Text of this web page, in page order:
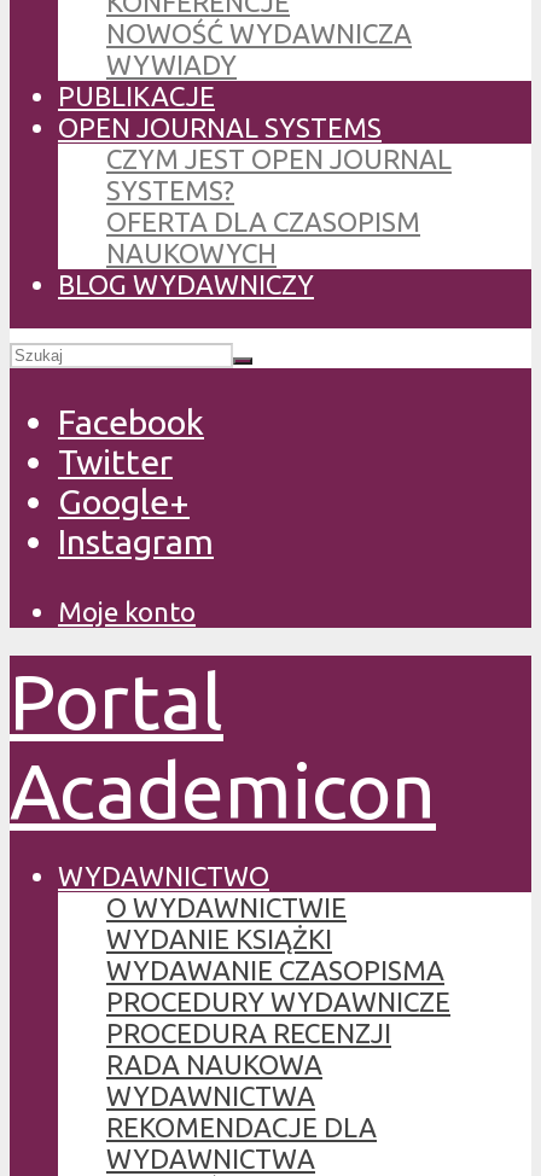
NOWOŚĆ WYDAWNICZA
WYWIADY
PUBLIKACJE
OPEN JOURNAL SYSTEMS
CZYM JEST OPEN JOURNAL
SYSTEMS?
OFERTA DLA CZASOPISM
NAUKOWYCH
BLOG WYDAWNICZY
Facebook
Twitter
Google+
Instagram
Moje konto
Portal
Academicon
WYDAWNICTWO
O WYDAWNICTWIE
WYDANIE KSIĄŻKI
WYDAWANIE CZASOPISMA
PROCEDURY WYDAWNICZE
PROCEDURA RECENZJI
RADA NAUKOWA
WYDAWNICTWA
REKOMENDACJE DLA
WYDAWNICTWA